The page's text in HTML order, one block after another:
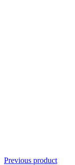
Previous product